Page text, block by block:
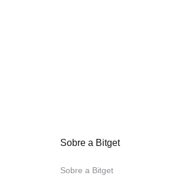
Sobre a Bitget
Sobre a Bitget